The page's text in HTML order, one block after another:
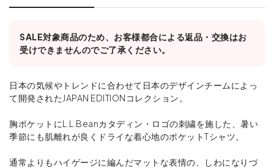
SALE対象商品のため、お客様都合による返品・交換はお
受けできませんのでご了承ください。
日本の気候やトレンドに合わせて日本のデザインチームによっ
て開発されたJAPAN EDITIONコレクション。
胸ポケットにL.L.Beanカタディン・ロゴの刺繍を施した、暑い
季節にも肌離れが良くドライな着心地のポケットTシャツ。
通常よりもハイゲージに編んだマットな表情の、しわになりづ